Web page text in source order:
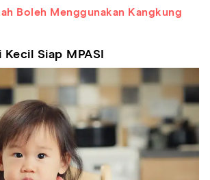
Boleh Menggunakan Kangkung
Siap MPASI